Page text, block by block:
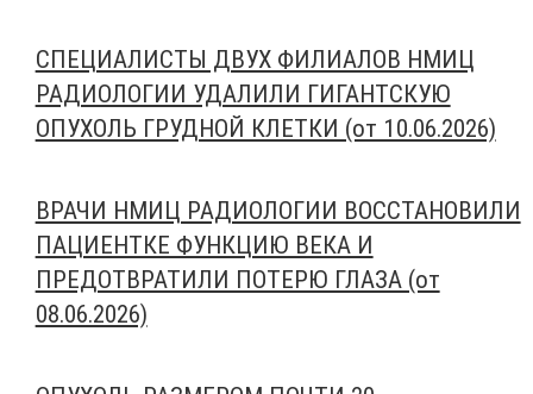
СПЕЦИАЛИСТЫ ДВУХ ФИЛИАЛОВ НМИЦ
РАДИОЛОГИИ УДАЛИЛИ ГИГАНТСКУЮ
ОПУХОЛЬ ГРУДНОЙ КЛЕТКИ (от 10.06.2026)
ВРАЧИ НМИЦ РАДИОЛОГИИ ВОССТАНОВИЛИ
ПАЦИЕНТКЕ ФУНКЦИЮ ВЕКА И
ПРЕДОТВРАТИЛИ ПОТЕРЮ ГЛАЗА (от
08.06.2026)